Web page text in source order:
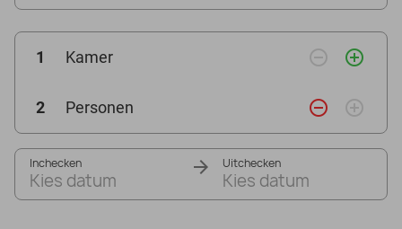
1 Kamer remove_circle_outline add_circle_outline
2 Personen remove_circle_outline add_circle_outline
Inchecken
Kies datum
Uitchecken
Kies datum